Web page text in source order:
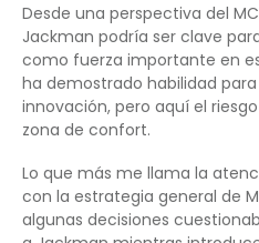
Desde una perspectiva del
Jackman podría ser clave
como fuerza importante en
ha demostrado habilidad
innovación, pero aquí el
zona de confort.
Lo que más me llama la
con la estrategia general de
algunas decisiones